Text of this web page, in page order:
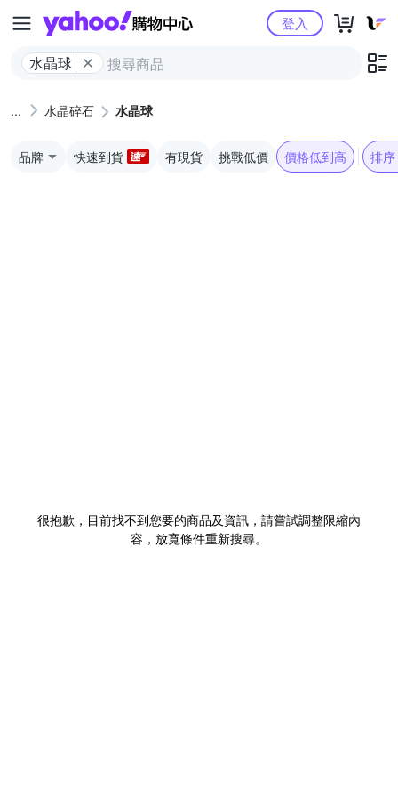
Yahoo購物中心
水晶球
登入
水晶碎石 水晶球
品牌 快速到貨 有現貨 挑戰低價 價格低到高 排序
很抱歉，目前找不到您要的商品及資訊，請嘗試調整限縮內
容，放寬條件重新搜尋。